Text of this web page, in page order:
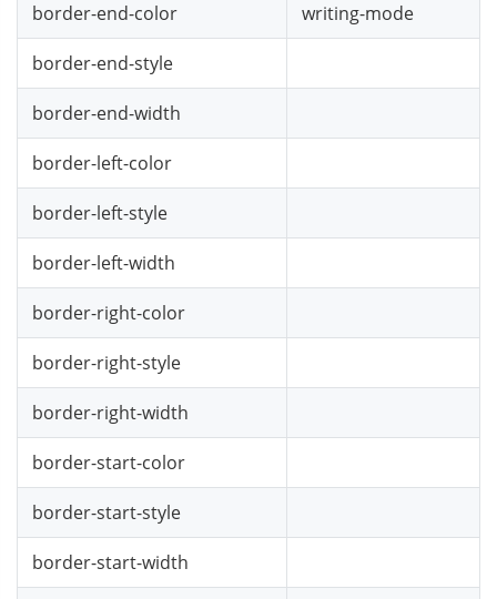
border-end-color writing-mode
border-end-style
border-end-width
border-left-color
border-left-style
border-left-width
border-right-color
border-right-style
border-right-width
border-start-color
border-start-style
border-start-width